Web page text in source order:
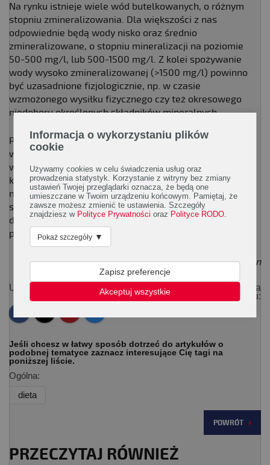
Na rynku istnieje wiele wód butelkowanych, o różnym
stopniu zmineralizowania. Dla większości z nas
odpowiednie będą wody nisko oraz średnio
zmineralizowane, o stopniu mineralizacji na poziomie
50-500 mg/l, lub 500-1500 mg/l. Z kolei spożywanie
wody wysoko zmineralizowanej (>1500 mg/l) powinno
być uzasadnione fizjologicznie, np. w czasie
wzmożonego wysiłku fizycznego czy też okresowego
niedoboru określonych składników mineralnych.
Podczas przygotowywania własnej racji pokarmowej,
warto uwzględnić w niej odpowiednią dawkę wody, gdyż
wpływa na prawidłowe funkcjonowanie praktycznie
każdego narządu ciała. Jej brak jest szczególnie
niebezpieczny, gdyż m.in. upośledza wydalanie
szkodliwych produktów przemiany materii oraz
doprowadza do rozwoju schorzeń, które mogą mieć w
przyszłości poważne konsekwencje zdrowotne.
Małgorzata Cyran
Udostępnij:
Polub Rodzinę Zdrowia na
Facebooku:
Jeśli chcesz w łatwy sposób dotrzeć do artykułów o
podobnej tematyce zaznacz interesujące Cię tagi na
poniższej liście.
Ogólna:
dieta
POWRÓT
PRZECZYTAJ RÓWNIEŻ
Informacja o wykorzystaniu plików
cookie
Używamy cookies w celu świadczenia usług oraz
prowadzenia statystyk. Korzystanie z witryny bez zmiany
ustawień Twojej przeglądarki oznacza, że będą one
umieszczane w Twoim urządzeniu końcowym. Pamiętaj, że
zawsze możesz zmienić te ustawienia. Szczegóły
znajdziesz w Polityce Prywatności oraz Polityce RODO.
Pokaż szczegóły ▼
Zapisz preferencje
Akceptuj wszystkie